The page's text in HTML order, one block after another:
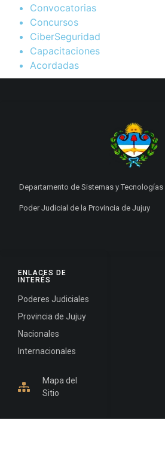
Convocatorias
Concursos
CiberSeguridad
Capacitaciones
Acordadas
ENLACES DE
INTERÉS
Poderes Judiciales
Provincia de Jujuy
Nacionales
Internacionales
Mapa del
Sitio
Departamento de Sistemas y Tecnologías
Poder Judicial de la Provincia de Jujuy